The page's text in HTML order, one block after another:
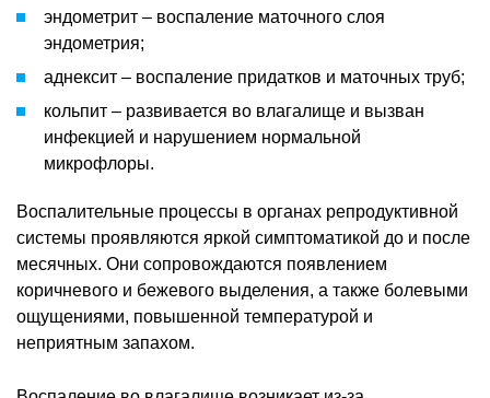
эндометрит – воспаление маточного слоя
эндометрия;
аднексит – воспаление придатков и маточных труб;
кольпит – развивается во влагалище и вызван
инфекцией и нарушением нормальной
микрофлоры.
Воспалительные процессы в органах репродуктивной
системы проявляются яркой симптоматикой до и после
месячных. Они сопровождаются появлением
коричневого и бежевого выделения, а также болевыми
ощущениями, повышенной температурой и
неприятным запахом.